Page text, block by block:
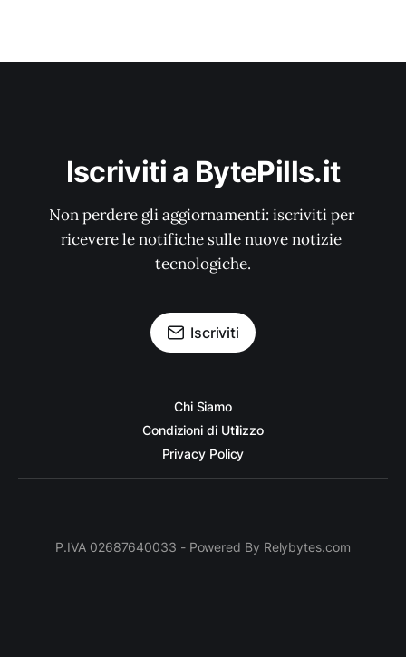
Iscriviti a BytePills.it
Non perdere gli aggiornamenti: iscriviti per
ricevere le notifiche sulle nuove notizie
tecnologiche.
Iscriviti
Chi Siamo
Condizioni di Utilizzo
Privacy Policy
P.IVA 02687640033 - Powered By Relybytes.com